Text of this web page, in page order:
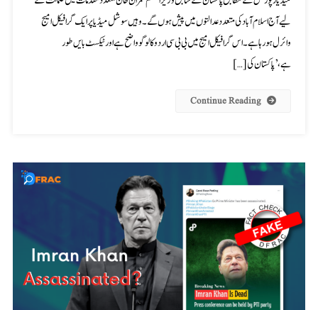
لیے آج اسلام آباد کی متعدد عدالتوں میں پیش ہوں گے۔ وہیں سوشل میڈیا پر ایک گرافیکل امیج
وائرل ہو رہا ہے۔ اس گرافیکل امیج میں بی بی سی اردو کا لوگو واضح ہے اور ٹیکسٹ بایں طور
ہے،’پاکستان کی […]
Continue Reading